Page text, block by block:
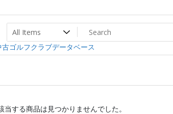
ゴルフクラブデータベース
当する商品は見つかりませんでした。